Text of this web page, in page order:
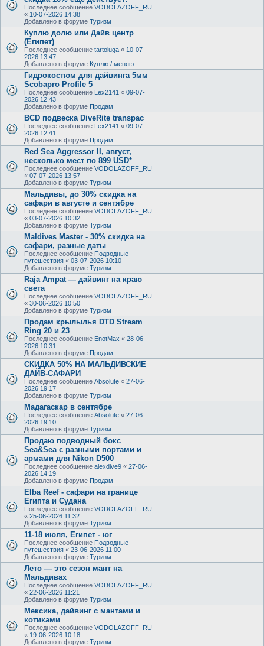
Последнее сообщение VODOLAZOFF_RU
« 10-07-2026 14:38
Добавлено в форуме Туризм
Куплю долю или Дайв центр
(Египет)
Последнее сообщение tartoluga « 10-07-
2026 13:47
Добавлено в форуме Куплю / меняю
Гидрокостюм для дайвинга 5мм
Scobapro Profile 5
Последнее сообщение Lex2141 « 09-07-
2026 12:43
Добавлено в форуме Продам
BCD подвеска DiveRite transpac
Последнее сообщение Lex2141 « 09-07-
2026 12:41
Добавлено в форуме Продам
Red Sea Aggressor II, август,
несколько мест по 899 USD*
Последнее сообщение VODOLAZOFF_RU
« 07-07-2026 13:57
Добавлено в форуме Туризм
Мальдивы, до 30% скидка на
сафари в августе и сентябре
Последнее сообщение VODOLAZOFF_RU
« 03-07-2026 10:32
Добавлено в форуме Туризм
Maldives Master - 30% скидка на
сафари, разные даты
Последнее сообщение Подводные
путешествия « 03-07-2026 10:10
Добавлено в форуме Туризм
Raja Ampat — дайвинг на краю
света
Последнее сообщение VODOLAZOFF_RU
« 30-06-2026 10:50
Добавлено в форуме Туризм
Продам крылылья DTD Stream
Ring 20 и 23
Последнее сообщение EnotMax « 28-06-
2026 10:31
Добавлено в форуме Продам
СКИДКА 50% НА МАЛЬДИВСКИЕ
ДАЙВ-САФАРИ
Последнее сообщение Absolute « 27-06-
2026 19:17
Добавлено в форуме Туризм
Мадагаскар в сентябре
Последнее сообщение Absolute « 27-06-
2026 19:10
Добавлено в форуме Туризм
Продаю подводный бокс
Sea&Sea с разными портами и
армами для Nikon D500
Последнее сообщение alexdive9 « 27-06-
2026 14:19
Добавлено в форуме Продам
Elba Reef - сафари на границе
Египта и Судана
Последнее сообщение VODOLAZOFF_RU
« 25-06-2026 11:32
Добавлено в форуме Туризм
11-18 июля, Египет - юг
Последнее сообщение Подводные
путешествия « 23-06-2026 11:00
Добавлено в форуме Туризм
Лето — это сезон мант на
Мальдивах
Последнее сообщение VODOLAZOFF_RU
« 22-06-2026 11:21
Добавлено в форуме Туризм
Мексика, дайвинг с мантами и
котиками
Последнее сообщение VODOLAZOFF_RU
« 19-06-2026 10:18
Добавлено в форуме Туризм